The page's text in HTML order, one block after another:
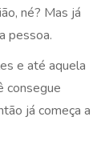
né? Mas já
pessoa.
e até aquela
consegue
já começa a